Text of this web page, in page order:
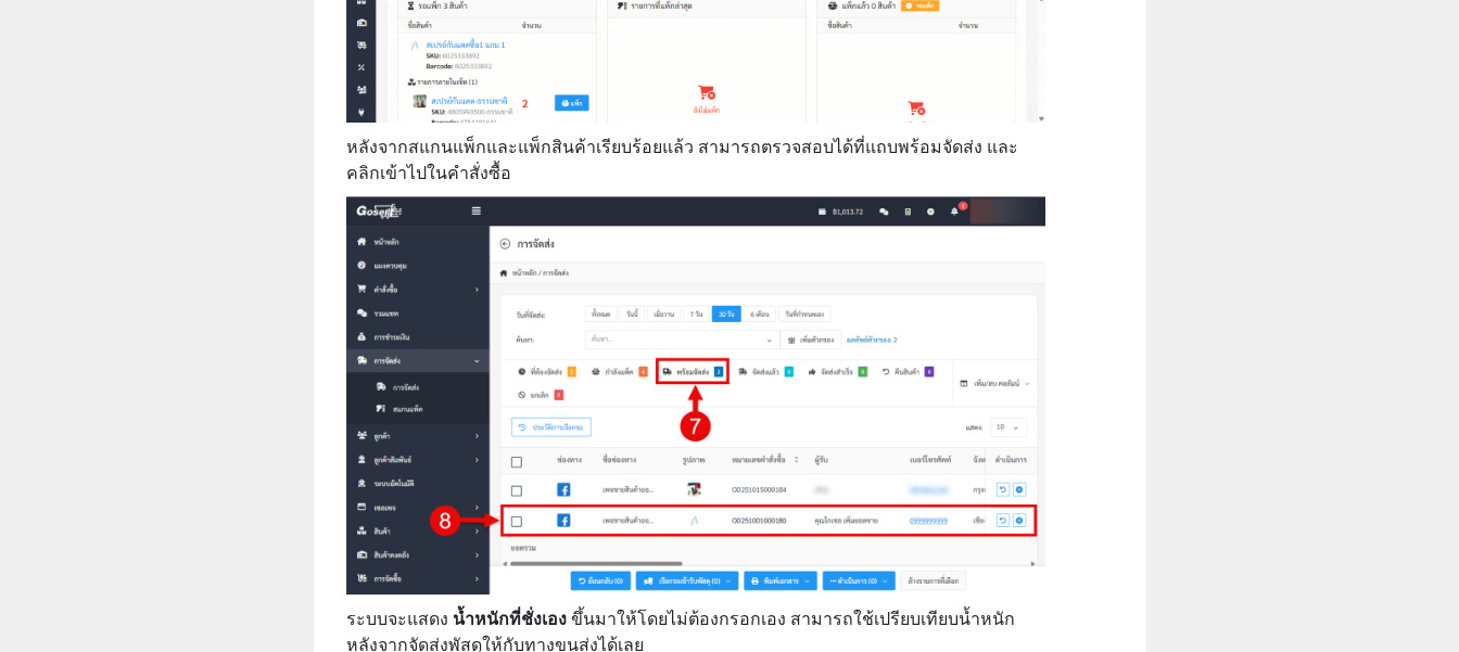
หลังจากสแกนแพ็กและแพ็กสินค้าเรียบร้อยแล้ว สามารถตรวจสอบได้ที่แถบพร้อมจัดส่ง และ
คลิกเข้าไปในคำสั่งซื้อ
ระบบจะแสดง น้ำหนักที่ชั่งเองขึ้นมาให้โดยไม่ต้องกรอกเอง สามารถใช้เปรียบเทียบน้ำหนัก
หลังจากจัดส่งพัสดุให้กับทางขนส่งได้เลย